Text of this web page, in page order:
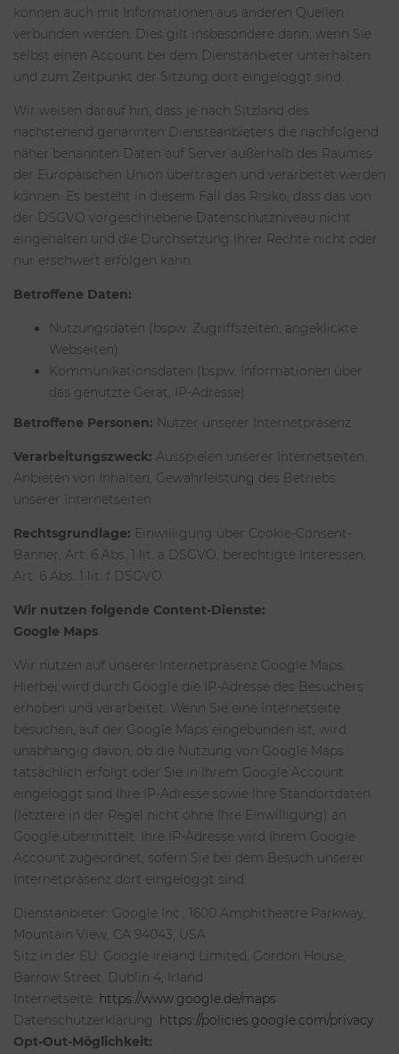
können auch mit Informationen aus anderen Quellen
verbunden werden. Dies gilt insbesondere dann, wenn Sie
selbst einen Account bei dem Dienstanbieter unterhalten
und zum Zeitpunkt der Sitzung dort eingeloggt sind.
Wir weisen darauf hin, dass je nach Sitzland des
nachstehend genannten Diensteanbieters die nachfolgend
näher benannten Daten auf Server außerhalb des Raumes
der Europäischen Union übertragen und verarbeitet werden
können. Es besteht in diesem Fall das Risiko, dass das von
der DSGVO vorgeschriebene Datenschutzniveau nicht
eingehalten und die Durchsetzung Ihrer Rechte nicht oder
nur erschwert erfolgen kann.
Betroffene Daten:
Nutzungsdaten (bspw. Zugriffszeiten, angeklickte
Webseiten)
Kommunikationsdaten (bspw. Informationen über
das genutzte Gerät, IP-Adresse)
Betroffene Personen: Nutzer unserer Internetpräsenz
Verarbeitungszweck: Ausspielen unserer Internetseiten,
Anbieten von Inhalten, Gewährleistung des Betriebs
unserer Internetseiten
Rechtsgrundlage: Einwilligung über Cookie-Consent-
Banner, Art. 6 Abs. 1 lit. a DSGVO, berechtigte Interessen,
Art. 6 Abs. 1 lit. f DSGVO
Wir nutzen folgende Content-Dienste:
Google Maps
Wir nutzen auf unserer Internetpräsenz Google Maps.
Hierbei wird durch Google die IP-Adresse des Besuchers
erhoben und verarbeitet. Wenn Sie eine Internetseite
besuchen, auf der Google Maps eingebunden ist, wird
unabhängig davon, ob die Nutzung von Google Maps
tatsächlich erfolgt oder Sie in Ihrem Google Account
eingeloggt sind Ihre IP-Adresse sowie Ihre Standortdaten
(letztere in der Regel nicht ohne Ihre Einwilligung) an
Google übermittelt. Ihre IP-Adresse wird Ihrem Google
Account zugeordnet, sofern Sie bei dem Besuch unserer
Internetpräsenz dort eingeloggt sind.
Dienstanbieter: Google Inc., 1600 Amphitheatre Parkway,
Mountain View, CA 94043, USA
Sitz in der EU: Google Ireland Limited, Gordon House,
Barrow Street, Dublin 4, Irland
Internetseite: https://www.google.de/maps
Datenschutzerklärung: https://policies.google.com/privacy
Opt-Out-Möglichkeit: